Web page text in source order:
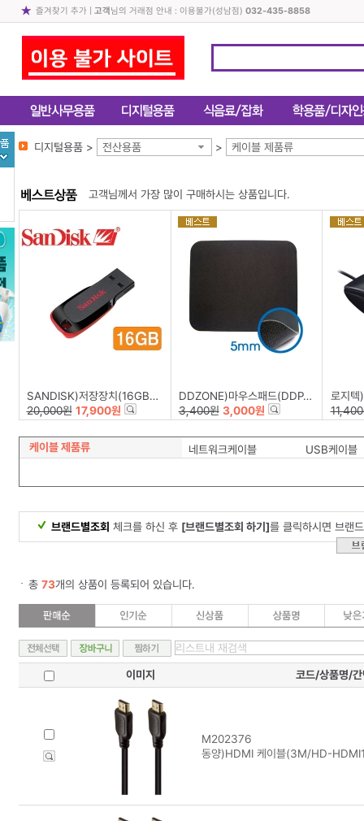
즐겨찾기 추가| 고객님의 거래점 안내 : 이용불가(성남점) 032-435-8858
디지털용품 > 전산용품 > 케이블 제품류
고객님께서 가장 많이 구매하시는 상품입니다.
SANDISK)저장장치(16GB/Z50-BLADE)
20,000원 17,900원
DDZONE)마우스패드(DDP-002)
3,400원 3,000원
로지텍
케이블 제품류 네트워크케이블 USB케이블
브랜드별조회 체크를 하신 후 [브랜드별조회 하기]를 클릭하시면 브랜
총 73개의 상품이 등록되어 있습니다.
이미지 코드/상품명/간
M202376
동양)HDMI 케이블(3M/HD-